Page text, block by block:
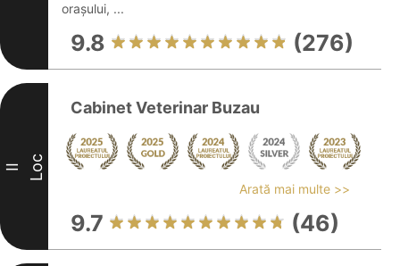
orașului, ...
9.8 (276)
II Loc
Cabinet Veterinar Buzau
Arată mai multe >>
9.7 (46)